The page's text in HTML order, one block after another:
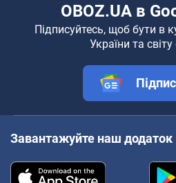
OBOZ.UA в
Підписуйтесь, щоб бути в
України та світу
Завантажуйте наш додаток